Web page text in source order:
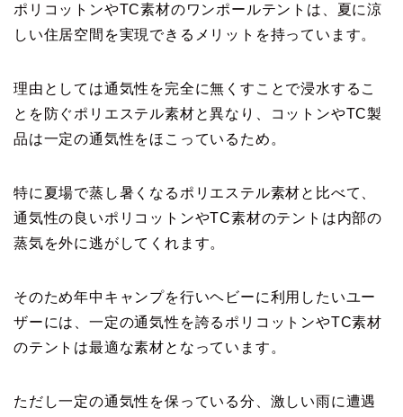
ポリコットンやTC素材のワンポールテントは、夏に涼
しい住居空間を実現できるメリットを持っています。
理由としては通気性を完全に無くすことで浸水するこ
とを防ぐポリエステル素材と異なり、コットンやTC製
品は一定の通気性をほこっているため。
特に夏場で蒸し暑くなるポリエステル素材と比べて、
通気性の良いポリコットンやTC素材のテントは内部の
蒸気を外に逃がしてくれます。
そのため年中キャンプを行いヘビーに利用したいユー
ザーには、一定の通気性を誇るポリコットンやTC素材
のテントは最適な素材となっています。
ただし一定の通気性を保っている分、激しい雨に遭遇